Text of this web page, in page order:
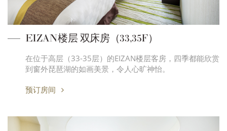
EIZAN楼层 双床房（33,35F）
在位于高层（33-35层）的EIZAN楼层客房，四季都能欣赏
到窗外琵琶湖的如画美景，令人心旷神怡。
预订房间